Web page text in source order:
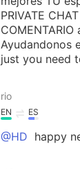
PRIVATE
Ayudandonos
just you need
rio
EN ES
@HD happy